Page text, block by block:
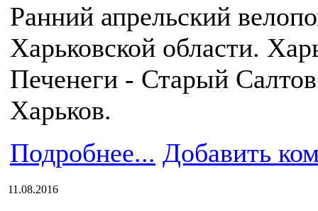
Ранний апрельский
Харьковской области.
Печенеги - Старый
Харьков.
Подробнее... Добавить
11.08.2016